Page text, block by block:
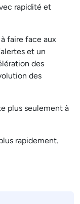
rapidité et
faire face aux
et un
des
des
plus seulement à
rapidement.